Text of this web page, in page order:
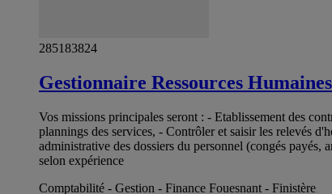
285183824
Gestionnaire Ressources
Vos missions principales seront : - Etablissement des
plannings des services, - Contrôler et saisir les relevés
administrative des dossiers du personnel (congés
selon expérience
Comptabilité - Gestion - Finance Fouesnant - Finistère